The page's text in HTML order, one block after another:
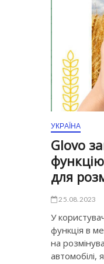
УКРАЇНА
Glovo
для
25.08.2023
У
функція в
на
автомобілі,